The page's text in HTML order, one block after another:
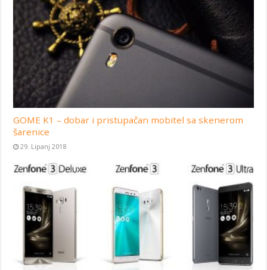
GOME K1 – dobar i pristupačan mobitel sa skenerom
šarenice
29. Lipanj 2018